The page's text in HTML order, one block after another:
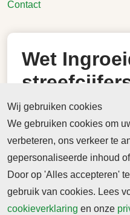
Contact
Wet
26 juli 2023
Wij gebruiken cookies
We gebruiken cookies om
verbeteren, ons verkeer te
gepersonaliseerde inhoud
Door op 'Alles accepteren'
gebruik van cookies. Lees
cookieverklaring en onze